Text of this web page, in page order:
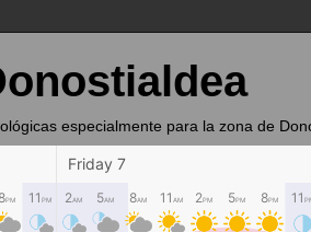
especialmente para la zona de